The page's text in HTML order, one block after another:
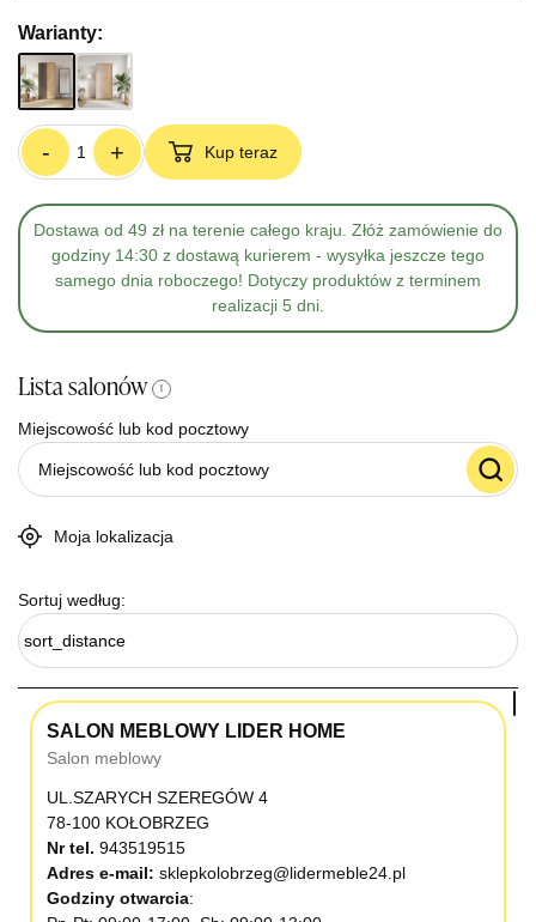
Warianty:
- + Kup teraz
Dostawa od 49 zł na terenie całego kraju. Złóż zamówienie do
godziny 14:30 z dostawą kurierem - wysyłka jeszcze tego
samego dnia roboczego! Dotyczy produktów z terminem
realizacji 5 dni.
Lista salonów i
Miejscowość lub kod pocztowy
Moja lokalizacja
Sortuj według:
sort_distance
SALON MEBLOWY LIDER HOME
Salon meblowy
UL.SZARYCH SZEREGÓW 4
78-100 KOŁOBRZEG
Nr tel. 943519515
Adres e-mail: sklepkolobrzeg@lidermeble24.pl
Godziny otwarcia